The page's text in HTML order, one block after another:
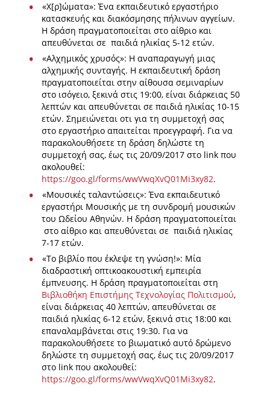
«Χ[ρ]ώματα»: Ένα εκπαιδευτικό εργαστήριο
κατασκευής και διακόσμησης πήλινων αγγείων.
Η δράση πραγματοποιείται στο αίθριο και
απευθύνεται σε παιδιά ηλικίας 5-12 ετών.
«Αλχημικός χρυσός»: Η αναπαραγωγή μιας
αλχημικής συνταγής. Η εκπαιδευτική δράση
πραγματοποιείται στην αίθουσα σεμιναρίων
στο ισόγειο, ξεκινά στις 19:00, είναι διάρκειας 50
λεπτών και απευθύνεται σε παιδιά ηλικίας 10-15
ετών. Σημειώνεται οτι για τη συμμετοχή σας
στο εργαστήριο απαιτείται προεγγραφή. Για να
παρακολουθήσετε τη δράση δηλώστε τη
συμμετοχή σας, έως τις 20/09/2017 στο link που
ακολουθεί:
https://goo.gl/forms/wwVwqXvQ01Mi3xy82.
«Μουσικές ταλαντώσεις»: Ένα εκπαιδευτικό
εργαστήρι Μουσικής με τη συνδρομή μουσικών
του Ωδείου Αθηνών. Η δράση πραγματοποιείται
στο αίθριο και απευθύνεται σε παιδιά ηλικίας
7-17 ετών.
«Το βιβλίο που έκλεψε τη γνώση!»: Μία
διαδραστική οπτικοακουστική εμπειρία
έμπνευσης. Η δράση πραγματοποιείται στη
Βιβλιοθήκη Επιστήμης Τεχνολογίας Πολιτισμού,
είναι διάρκειας 40 λεπτών, απευθύνεται σε
παιδιά ηλικίας 6-12 ετών, ξεκινά στις 18:00 και
επαναλαμβάνεται στις 19:30. Για να
παρακολουθήσετε τo βιωματικό αυτό δρώμενο
δηλώστε τη συμμετοχή σας, έως τις 20/09/2017
στο link που ακολουθεί:
https://goo.gl/forms/wwVwqXvQ01Mi3xy82.